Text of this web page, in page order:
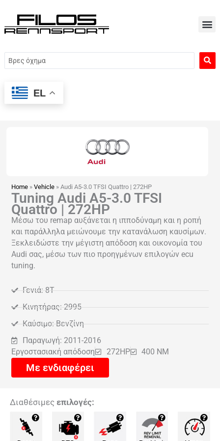
περιεχόμενο
Search
...
EL
Home »Vehicle »Audi A5-3.0 TFSI Quattro | 272HP
Tuning Audi A5-3.0 TFSI
Quattro | 272HP
Μέσω του remap αυξάνεται η ιπποδύναμη και η ροπή
και παράλληλα μειώνουμε την κατανάλωση καυσίμων.
Ξεκλειδώστε την μέγιστη απόδοση και οικονομία του
Audi σας, μέσω των πιο προηγμένων επιλογών ecu
tuning.
Γενιά: 8T
Κινητήρας: 2995
Καύσιμο: Βενζίνη
Παραγωγή: 2011-2016
Εργοστασιακή απόδοση
272HP 400 NM
Με ενδιαφέρει
Διαθέσιμες επιλογές: